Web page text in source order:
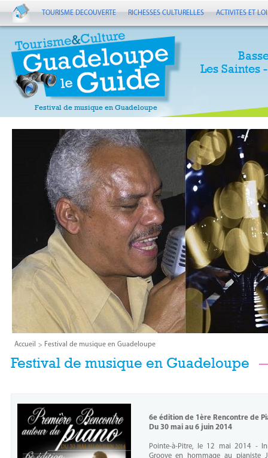
Festival de musique en Guadeloupe
Les Saintes
TOURISME DECOUVERTE RICHESSES CULTURELLES ACTIVITES ET
Accueil Festival de musique en Guadeloupe
Festival de musique en Guadeloupe
6e édition de 1ère Rencontre de
Du 30 mai au 6 juin 2014
Pointe-à-Pitre, le 12 mai 2014 -
Groove en hommage au pianiste